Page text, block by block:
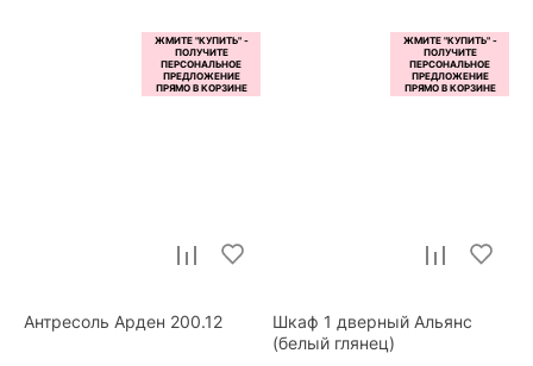
Антресоль Арден 200.12
Шкаф 1 дверный Альянс
(белый глянец)